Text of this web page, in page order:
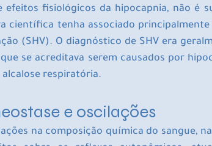
efeitos fisiológicos da hipocapnia, não é
científica tenha associado
(SHV). O diagnóstico de SHV era
se acreditava serem causados ​​por
alcalose respiratória.
e oscilações
na composição química do sangue,